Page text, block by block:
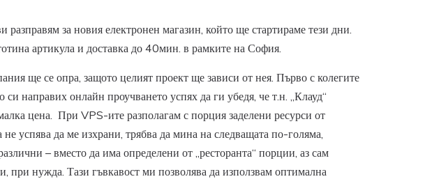
разправям за новия електронен магазин, който ще стартираме тези дни.
артикула и доставка до 40мин. в рамките на София.
ще се опра, защото целият проект ще зависи от нея. Първо с колегите
направих онлайн проучването успях да ги убедя, че т.н. „Клауд“
цена. При VPS-ите разполагам с порция заделени ресурси от
успява да ме изхрани, трябва да мина на следващата по-голяма,
– вместо да има определени от „ресторанта“ порции, аз сам
при нужда. Тази гъвкавост ми позволява да използвам оптимална